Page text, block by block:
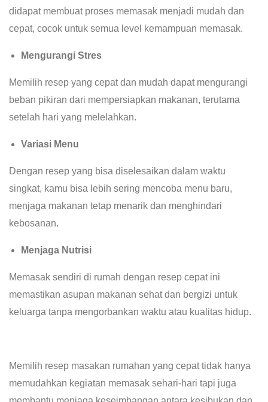
didapat membuat proses memasak menjadi mudah dan
cepat, cocok untuk semua level kemampuan memasak.
Mengurangi Stres
Memilih resep yang cepat dan mudah dapat mengurangi
beban pikiran dari mempersiapkan makanan, terutama
setelah hari yang melelahkan.
Variasi Menu
Dengan resep yang bisa diselesaikan dalam waktu
singkat, kamu bisa lebih sering mencoba menu baru,
menjaga makanan tetap menarik dan menghindari
kebosanan.
Menjaga Nutrisi
Memasak sendiri di rumah dengan resep cepat ini
memastikan asupan makanan sehat dan bergizi untuk
keluarga tanpa mengorbankan waktu atau kualitas hidup.
Memilih resep masakan rumahan yang cepat tidak hanya
memudahkan kegiatan memasak sehari-hari tapi juga